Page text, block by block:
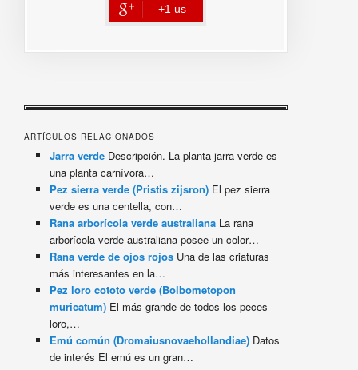
+1 us
error
ARTÍCULOS RELACIONADOS
Jarra verde Descripción. La planta jarra verde es
una planta carnívora…
Pez sierra verde (Pristis zijsron) El pez sierra
verde es una centella, con…
Rana arborícola verde australiana La rana
arborícola verde australiana posee un color…
Rana verde de ojos rojos Una de las criaturas
más interesantes en la…
Pez loro cototo verde (Bolbometopon
muricatum) El más grande de todos los peces
loro,…
Emú común (Dromaiusnovaehollandiae) Datos
de interés El emú es un gran…